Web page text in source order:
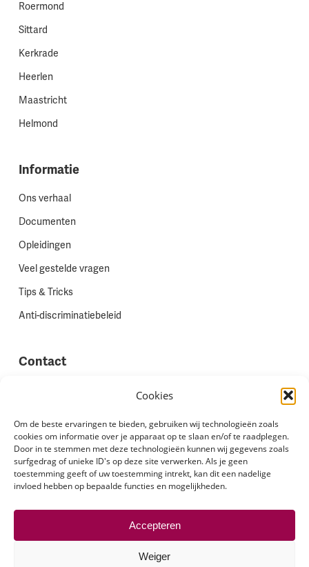
Cookies
Om de beste ervaringen te bieden, gebruiken wij technologieën zoals
cookies om informatie over je apparaat op te slaan en/of te raadplegen.
Door in te stemmen met deze technologieën kunnen wij gegevens zoals
surfgedrag of unieke ID's op deze site verwerken. Als je geen
toestemming geeft of uw toestemming intrekt, kan dit een nadelige
invloed hebben op bepaalde functies en mogelijkheden.
Accepteren
Weiger
Roermond
Sittard
Kerkrade
Heerlen
Maastricht
Helmond
Informatie
Ons verhaal
Documenten
Opleidingen
Veel gestelde vragen
Tips & Tricks
Anti-discriminatiebeleid
Contact
Site feedback
Klachten